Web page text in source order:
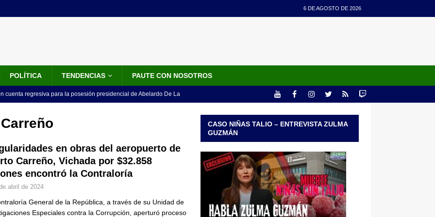
6 DE AGOSTO DE 2026
POLÍTICA TENDENCIAS PAUTE CON NOSOTROS
cuenta regresiva para la posesión presidencial de Abelardo De La
se revele mi nombre”: cuarta presunta víctima de Jorge Alfredo
acusó a hombre que habría intentado encubrir el asesinato
accidente de tránsito JUDICIALES
tres denunciantes entregan los detalles de porque se
Vargas JUDICIALES
en obras del aeropuerto de
Carreño, Vichada por $32.858
encontró la Contraloría
abril de 2024
General de la República, a través de su Unidad de
Especiales contra la Corrupción, aperturó proceso
CASO NIÑAS TALIO – ENTREVISTA ZULMA
GUZMÁN